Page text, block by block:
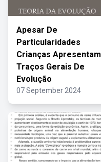
Apesar De
Particularidades
Crianças Apresentam
Traços Gerais De
Evolução
07 September 2024